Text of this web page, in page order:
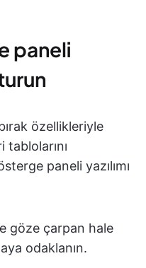
paneli
özellikleriyle
paneli yazılımı
göze çarpan hale
odaklanın.